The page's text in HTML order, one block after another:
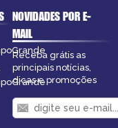
NOVIDADES POR E-
MAIL
Receba grátis as
principais notícias,
dicas e promoções